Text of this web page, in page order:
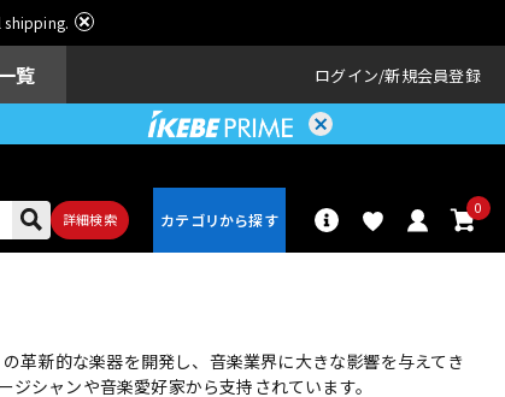
覧 ログイン 新規会員登録
詳細検索
0
ン
革新的な楽器を開発し、音楽業界に大きな影響を与えてき
シャンや音楽愛好家から支持されています。